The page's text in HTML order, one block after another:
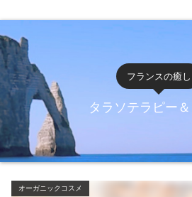
フランスの癒し
タラソテラピー
オーガニックコスメ